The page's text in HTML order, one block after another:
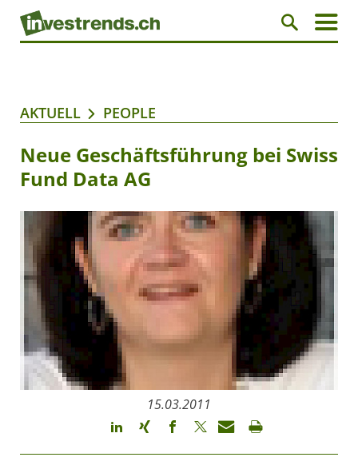
AKTUELL PEOPLE
Neue Geschäftsführung bei Swiss
Fund Data AG
15.03.2011